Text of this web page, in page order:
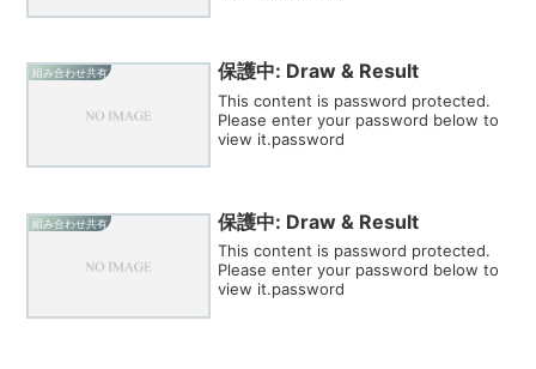
組み合わせ共有 保護中: Draw & Result
This content is password protected.
Please enter your password below to
view it.password
組み合わせ共有 保護中: Draw & Result
This content is password protected.
Please enter your password below to
view it.password